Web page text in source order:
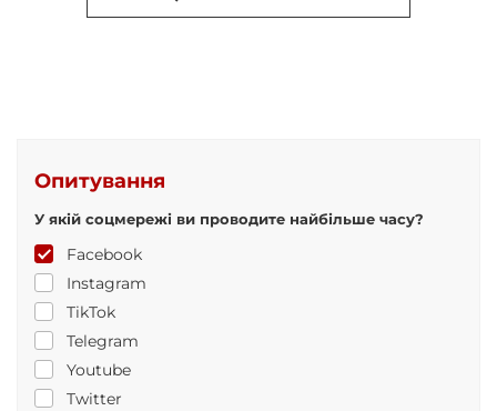
Опитування
У якій соцмережі ви проводите найбільше часу?
Facebook
Instagram
TikTok
Telegram
Youtube
Twitter